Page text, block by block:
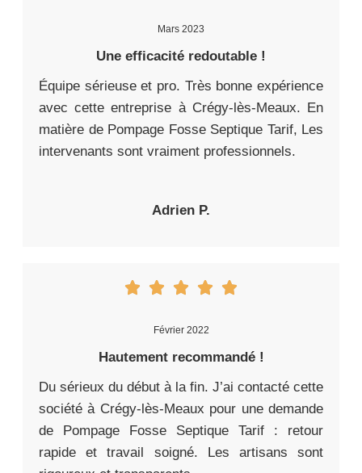
Mars 2023
Une efficacité redoutable !
Équipe sérieuse et pro. Très bonne expérience
avec cette entreprise à Crégy-lès-Meaux. En
matière de Pompage Fosse Septique Tarif, Les
intervenants sont vraiment professionnels.
Adrien P.
Février 2022
Hautement recommandé !
Du sérieux du début à la fin. J’ai contacté cette
société à Crégy-lès-Meaux pour une demande
de Pompage Fosse Septique Tarif : retour
rapide et travail soigné. Les artisans sont